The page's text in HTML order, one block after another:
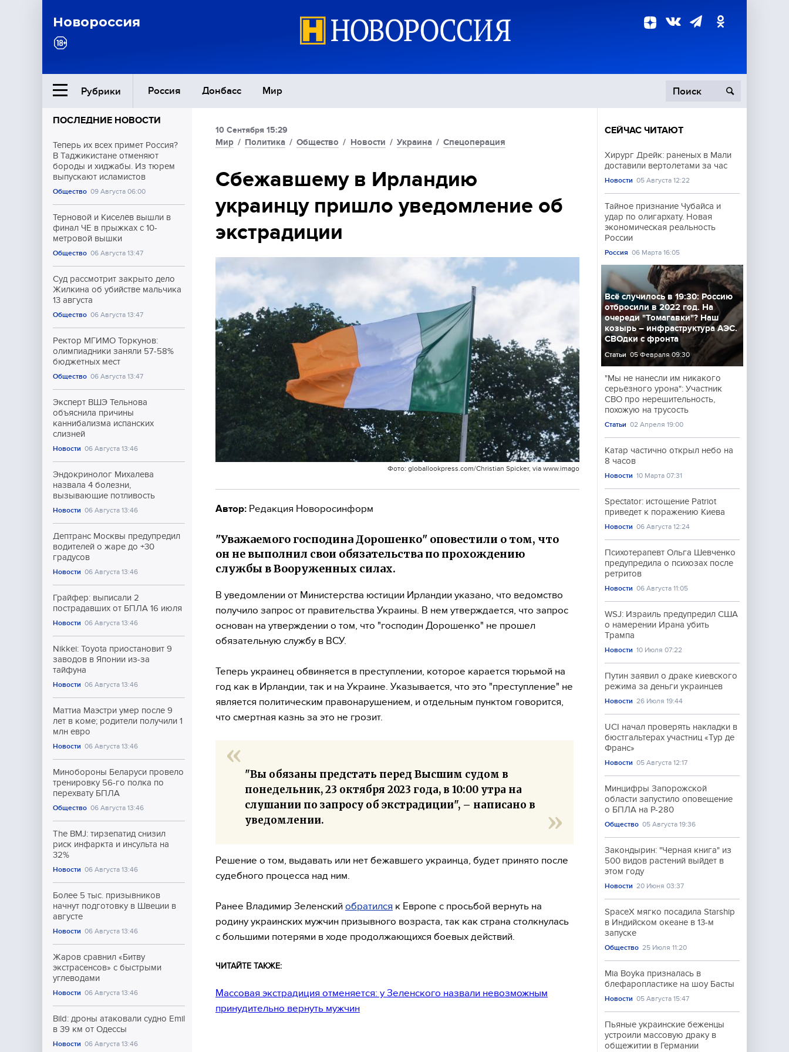
Новороссия
Рубрики Россия Донбасс Мир
Ближний Восток Политика
Общество
Экономика
Происшествия
Культура
Спорт
ПОСЛЕДНИЕ НОВОСТИ
Теперь их всех примет Россия?
В Таджикистане отменяют
бороды и хиджабы. Из тюрем
выпускают исламистов
Общество 09 Августа 06:00
Терновой и Киселёв вышли в
финал ЧЕ в прыжках с 10-
метровой вышки
Общество 06 Августа 13:47
Суд рассмотрит закрыто дело
Жилкина об убийстве мальчика
13 августа
Общество 06 Августа 13:47
Ректор МГИМО Торкунов:
олимпиадники заняли 57-58%
бюджетных мест
Общество 06 Августа 13:47
Эксперт ВШЭ Тельнова
объяснила причины
каннибализма испанских
слизней
Новости 06 Августа 13:46
Эндокринолог Михалева
назвала 4 болезни,
вызывающие потливость
Новости 06 Августа 13:46
Дептранс Москвы предупредил
водителей о жаре до +30
градусов
Новости 06 Августа 13:46
Грайфер: выписали 2
пострадавших от БПЛА 16 июля
Новости 06 Августа 13:46
Nikkei: Toyota приостановит 9
заводов в Японии из-за
тайфуна
Новости 06 Августа 13:46
Маттиа Маэстри умер после 9
лет в коме; родители получили 1
млн евро
Новости 06 Августа 13:46
Минобороны Беларуси провело
тренировку 56-го полка по
перехвату БПЛА
Общество 06 Августа 13:46
The BMJ: тирзепатид снизил
риск инфаркта и инсульта на
32%
Новости 06 Августа 13:46
Более 5 тыс. призывников
начнут подготовку в Швеции в
августе
Новости 06 Августа 13:46
Жаров сравнил «Битву
экстрасенсов» с быстрыми
углеводами
Новости 06 Августа 13:46
Bild: дроны атаковали судно Emil
в 39 км от Одессы
Новости 06 Августа 13:46
10 Сентября 15:29
Мир / Политика / Общество / Новости / Украина / Спецоперация
Сбежавшему в Ирландию
украинцу пришло уведомление об
экстрадиции
Фото: globallookpress.com/Christian Spicker, via www.imago
Автор: Редакция Новоросинформ
"Уважаемого господина Дорошенко" оповестили о том, что
он не выполнил свои обязательства по прохождению
службы в Вооруженных силах.
В уведомлении от Министерства юстиции Ирландии указано, что ведомство
получило запрос от правительства Украины. В нем утверждается, что запрос
основан на утверждении о том, что "господин Дорошенко" не прошел
обязательную службу в ВСУ.
Теперь украинец обвиняется в преступлении, которое карается тюрьмой на
год как в Ирландии, так и на Украине. Указывается, что это "преступление" не
является политическим правонарушением, и отдельным пунктом говорится,
что смертная казнь за это не грозит.
"Вы обязаны предстать перед Высшим судом в
понедельник, 23 октября 2023 года, в 10:00 утра на
слушании по запросу об экстрадиции", – написано в
уведомлении.
Решение о том, выдавать или нет бежавшего украинца, будет принято после
судебного процесса над ним.
Ранее Владимир Зеленский обратился к Европе с просьбой вернуть на
родину украинских мужчин призывного возраста, так как страна столкнулась
с большими потерями в ходе продолжающихся боевых действий.
ЧИТАЙТЕ ТАКЖЕ:
Массовая экстрадиция отменяется: у Зеленского назвали невозможным
принудительно вернуть мужчин
СЕЙЧАС ЧИТАЮТ
Хирург Дрейк: раненых в Мали
доставили вертолетами за час
Новости 05 Августа 12:22
Тайное признание Чубайса и
удар по олигархату. Новая
экономическая реальность
России
Россия 06 Марта 16:05
Всё случилось в 19:30: Россию
отбросили в 2022 год. На
очереди "Томагавки"? Наш
козырь – инфраструктура АЭС.
СВОдки с фронта
Статьи 05 Февраля 09:30
"Мы не нанесли им никакого
серьёзного урона": Участник
СВО про нерешительность,
похожую на трусость
Статьи 02 Апреля 19:00
Катар частично открыл небо на
8 часов
Новости 10 Марта 07:31
Spectator: истощение Patriot
приведет к поражению Киева
Новости 06 Августа 12:24
Психотерапевт Ольга Шевченко
предупредила о психозах после
ретритов
Новости 06 Августа 11:05
WSJ: Израиль предупредил США
о намерении Ирана убить
Трампа
Новости 10 Июля 07:22
Путин заявил о драке киевского
режима за деньги украинцев
Новости 26 Июля 19:44
UCI начал проверять накладки в
бюстгальтерах участниц «Тур де
Франс»
Новости 05 Августа 12:17
Минцифры Запорожской
области запустило оповещение
о БПЛА на Р-280
Общество 05 Августа 19:36
Закондырин: "Черная книга" из
500 видов растений выйдет в
этом году
Новости 20 Июня 03:37
SpaceX мягко посадила Starship
в Индийском океане в 13-м
запуске
Общество 25 Июля 11:20
Mia Boyka призналась в
блефаропластике на шоу Басты
Новости 05 Августа 15:47
Пьяные украинские беженцы
устроили массовую драку в
общежитии в Германии